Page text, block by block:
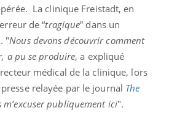
La clinique Freistadt, en
de “tragique” dans un
"Nous devons découvrir comment
a pu se produire, a expliqué
médical de la clinique, lors
relayée par le journal The
m’excuser publiquement ici".